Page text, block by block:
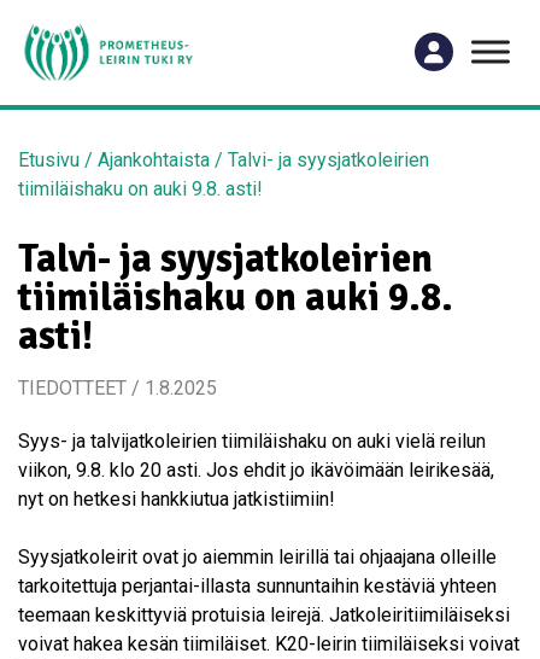
Etusivu / Ajankohtaista / Talvi- ja syysjatkoleirien
tiimiläishaku on auki 9.8. asti!
Talvi- ja syysjatkoleirien
tiimiläishaku on auki 9.8.
asti!
TIEDOTTEET / 1.8.2025
Syys- ja talvijatkoleirien tiimiläishaku on auki vielä reilun
viikon, 9.8. klo 20 asti. Jos ehdit jo ikävöimään leirikesää,
nyt on hetkesi hankkiutua jatkistiimiin!⁣
Syysjatkoleirit ovat jo aiemmin leirillä tai ohjaajana olleille
tarkoitettuja perjantai-illasta sunnuntaihin kestäviä yhteen
teemaan keskittyviä protuisia leirejä. Jatkoleiritiimiläiseksi
voivat hakea kesän tiimiläiset. K20-leirin tiimiläiseksi voivat